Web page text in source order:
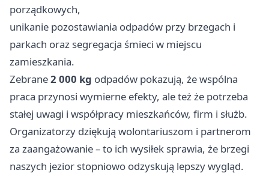
porządkowych,
unikanie pozostawiania odpadów przy brzegach i
parkach oraz segregacja śmieci w miejscu
zamieszkania.
Zebrane2 000 kg odpadów pokazują, że wspólna
praca przynosi wymierne efekty, ale też że potrzeba
stałej uwagi i współpracy mieszkańców, firm i służb.
Organizatorzy dziękują wolontariuszom i partnerom
za zaangażowanie – to ich wysiłek sprawia, że brzegi
naszych jezior stopniowo odzyskują lepszy wygląd.